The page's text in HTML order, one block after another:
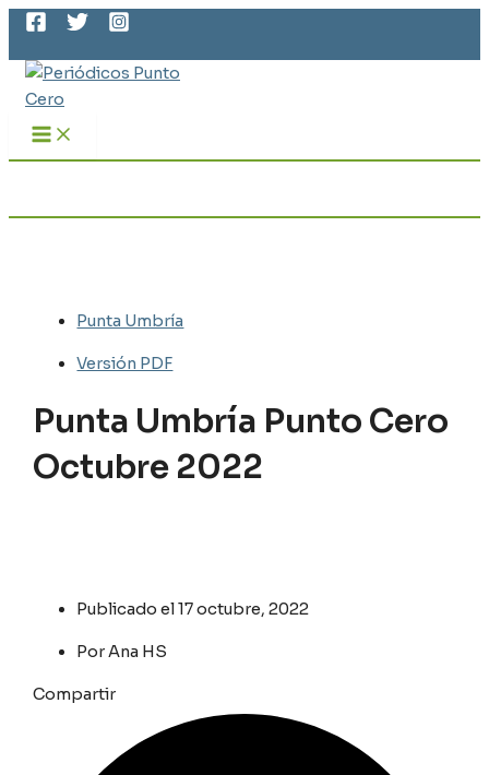
Ir
contenido
MAIN
MENU
Punta Umbría
Versión PDF
Punta Umbría Punto Cero
Octubre 2022
Publicado el17 octubre, 2022
PorAna HS
Compartir